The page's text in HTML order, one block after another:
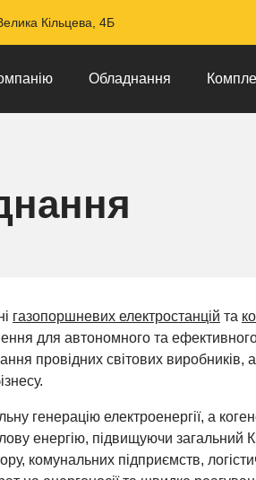
Кільцева, 4Б
Обладнання
газопоршневих електростанцій та
для автономного та
провідних світових виробників,
генерацію електроенергії, а
енергію, підвищуючи загальний
комунальних підприємств,